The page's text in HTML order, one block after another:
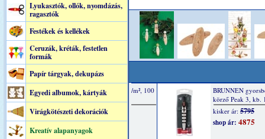
Lyukasztók, ollók, nyomdázás,
ragasztók
Festékek és kellékek
Ceruzák, kréták, festetlen
formák
Papír tárgyak, dekupázs
Egyedi albumok, kártyák
Virágkötészeti dekorációk
Kreatív alapanyagok